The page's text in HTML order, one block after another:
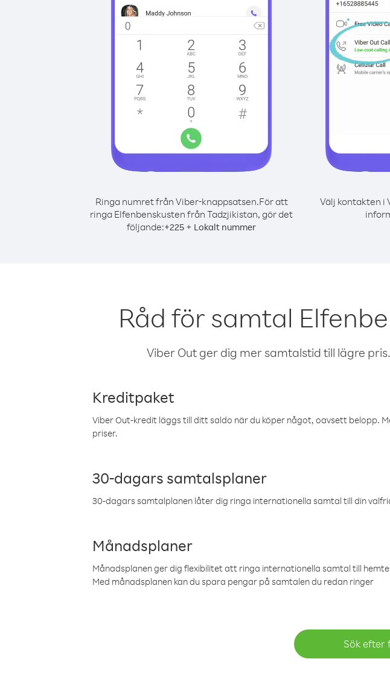
Ringa numret från Viber-knappsatsen.För att
ringa Elfenbenskusten från Tadzjikistan, gör det
följande:+225 + Lokalt nummer
Välj kontakten i
Råd för samtal
Viber Out ger dig mer samtalstid till lägre
Kreditpaket
Viber Out-kredit läggs till ditt saldo när du köper något, oavsett belopp.
priser.
30-dagars samtalsplaner
30-dagars samtalplanen låter dig ringa internationella samtal till din
Månadsplaner
Månadsplanen ger dig flexibilitet att ringa internationella samtal till
Med månadsplanen kan du spara pengar på samtalen du redan ringer
Sök efter